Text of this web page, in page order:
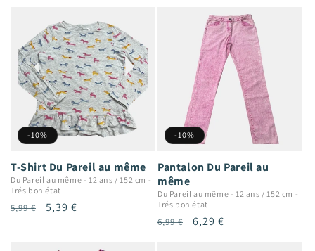
-10%
T-Shirt Du Pareil au même
Du Pareil au même - 12 ans / 152 cm -
Trés bon état
Prix
5,99 €
Prix
5,39 €
-10%
Pantalon Du Pareil au
même
Du Pareil au même - 12 ans / 152 cm -
Trés bon état
Prix
6,99 €
Prix
6,29 €